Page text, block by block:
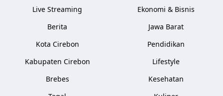
Live Streaming
Berita
Kota Cirebon
Kabupaten Cirebon
Brebes
Ekonomi & Bisnis
Jawa Barat
Pendidikan
Lifestyle
Kesehatan